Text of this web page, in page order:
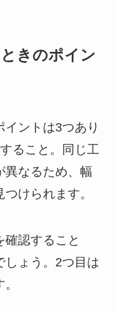
きのポイン
イントは3つあり
ること。同じ工
異なるため、幅
けられます。
確認すること
しょう。2つ目は